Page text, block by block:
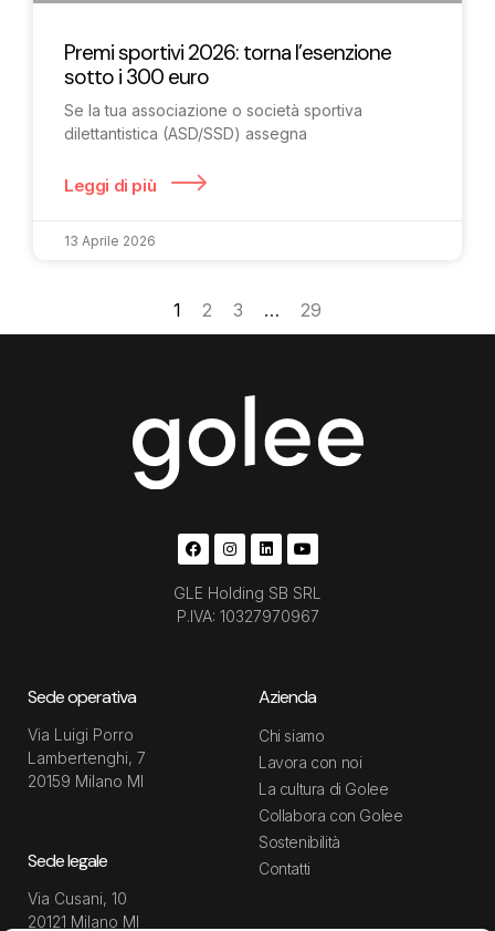
Premi sportivi 2026: torna l’esenzione
sotto i 300 euro
Se la tua associazione o società sportiva
dilettantistica (ASD/SSD) assegna
Leggi di più
13 Aprile 2026
1 2 3 … 29
GLE Holding SB SRL
P.IVA: 10327970967
Sede operativa
Via Luigi Porro
Lambertenghi, 7
20159 Milano MI
Sede legale
Via Cusani, 10
20121 Milano MI
Azienda
Chi siamo
Lavora con noi
La cultura di Golee
Collabora con Golee
Sostenibilità
Contatti